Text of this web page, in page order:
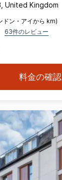
United Kingdom
ン・アイから km)
63件のレビュー
料金の確認